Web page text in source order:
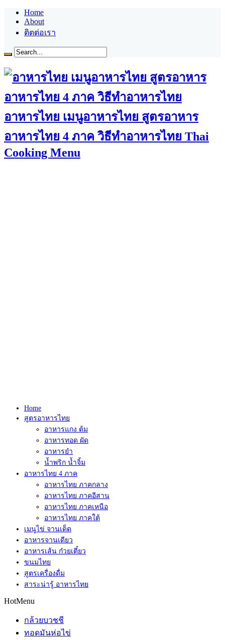
Home
About
ติตต่อเรา
อาหารไทย เมนูอาหารไทย สูตรอาหาร
อาหารไทย 4 ภาค วิธีทำอาหารไทย Thai
Cooking Menu
Home
สูตรอาหารไทย
อาหารแกง ต้ม
อาหารทอด ผัด
อาหารยำ
น้ำพริก น้ำจิ้ม
อาหารไทย 4 ภาค
อาหารไทย ภาคกลาง
อาหารไทย ภาคอีสาน
อาหารไทย ภาคเหนือ
อาหารไทย ภาคใต้
เมนูไข่ จานเด็ด
อาหารจานเดียว
อาหารเส้น ก๋วยเตี๋ยว
ขนมไทย
สูตรเครื่องดื่ม
สาระน่ารู้ อาหารไทย
HotMenu
กล้วยบวชชี
ทอดมันห่อไข่